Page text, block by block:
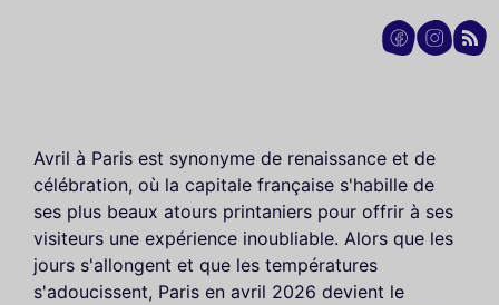
Avril à Paris est synonyme de renaissance et de
célébration, où la capitale française s'habille de
ses plus beaux atours printaniers pour offrir à ses
visiteurs une expérience inoubliable. Alors que les
jours s'allongent et que les températures
s'adoucissent, Paris en avril 2026 devient le